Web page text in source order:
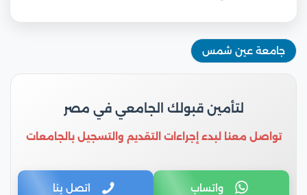
جامعة عين شمس
لتأمين قبولك الجامعي في مصر
تواصل معنا لبدء إجراءات التقديم والتسجيل بالجامعات
واتساب اتصل بنا